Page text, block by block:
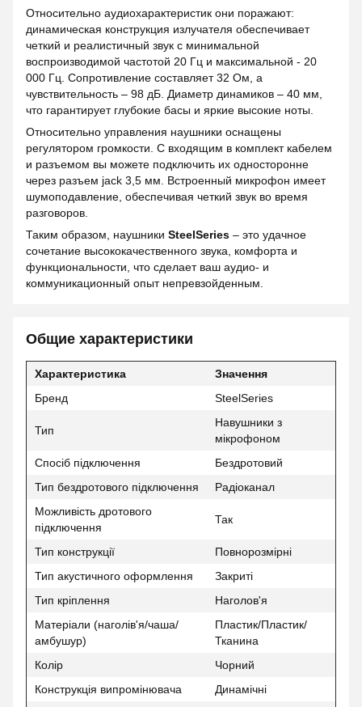
Относительно аудиохарактеристик они поражают:
динамическая конструкция излучателя обеспечивает
четкий и реалистичный звук с минимальной
воспроизводимой частотой 20 Гц и максимальной - 20
000 Гц. Сопротивление составляет 32 Ом, а
чувствительность – 98 дБ. Диаметр динамиков – 40 мм,
что гарантирует глубокие басы и яркие высокие ноты.
Относительно управления наушники оснащены
регулятором громкости. С входящим в комплект кабелем
и разъемом вы можете подключить их односторонне
через разъем jack 3,5 мм. Встроенный микрофон имеет
шумоподавление, обеспечивая четкий звук во время
разговоров.
Таким образом, наушники SteelSeries – это удачное
сочетание высококачественного звука, комфорта и
функциональности, что сделает ваш аудио- и
коммуникационный опыт непревзойденным.
Общие характеристики
Характеристика
Значення
Бренд
SteelSeries
Тип
Навушники з
мікрофоном
Спосіб підключення
Бездротовий
Тип бездротового підключення
Радіоканал
Можливість дротового
підключення
Так
Тип конструкції
Повнорозмірні
Тип акустичного оформлення
Закриті
Тип кріплення
Наголов'я
Матеріали (наголів'я/чаша/
амбушур)
Пластик/Пластик/
Тканина
Колір
Чорний
Конструкція випромінювача
Динамічні